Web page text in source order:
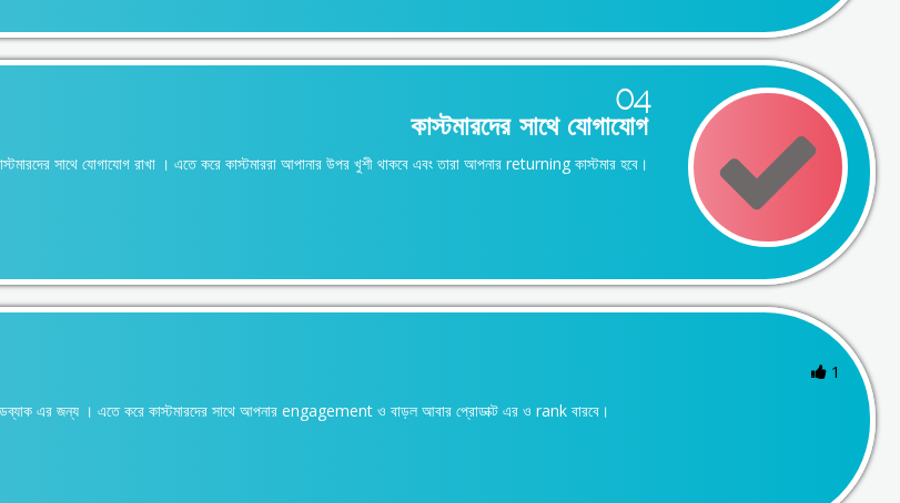
04
কাস্টমারদের সাথে যোগাযোগ
সাথে যোগাযোগ রাখা । এতে করে কাস্টমাররা আপানার উপর খুশী থাকবে এবং তারা আপনার returning কাস্টমার হবে।
1
এর জন্য । এতে করে কাস্টমারদের সাথে আপনার engagement ও বাড়ল আবার প্রোডাক্ট এর ও rank বারবে।